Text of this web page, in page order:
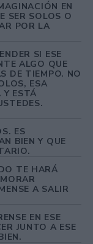
EN
SER SOLOS O
POR LA
SI ESE
ALGO QUE
DE TIEMPO. NO
ESA
Y ESTÁ
ES
BIEN Y QUE
TE HARÁ
A SALIR
EN ESE
JUNTO A ESE